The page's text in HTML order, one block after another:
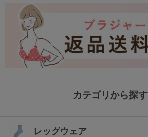
カテゴリから探す
レッグウェア